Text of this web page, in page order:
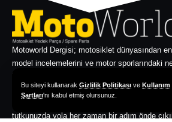
Bu siteyi kullanarak Gizlilik Politikası ve Kullanım
Şartları'nı kabul etmiş olursunuz.
Motoworld Dergisi; motosiklet dünyasından
model incelemelerini ve motor sporlarındaki
iki teker tutkunlarıyla buluşturan dijital yayın
röportajlar, test sürüşleri ve zengin E-Dergi
tutkunuzda yola her zaman bir adım önde